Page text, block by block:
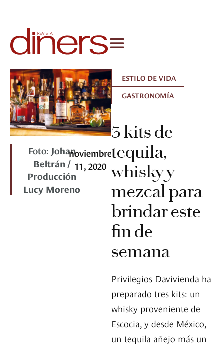
Foto: Johan
Beltrán /
Producción
Lucy Moreno
noviembre
11, 2020
ESTILO DE VIDA
GASTRONOMÍA
3 kits de
tequila,
whisky y
mezcal para
brindar este
fin de
semana
Privilegios Davivienda ha
preparado tres kits: un
whisky proveniente de
Escocia, y desde México,
un tequila añejo más un